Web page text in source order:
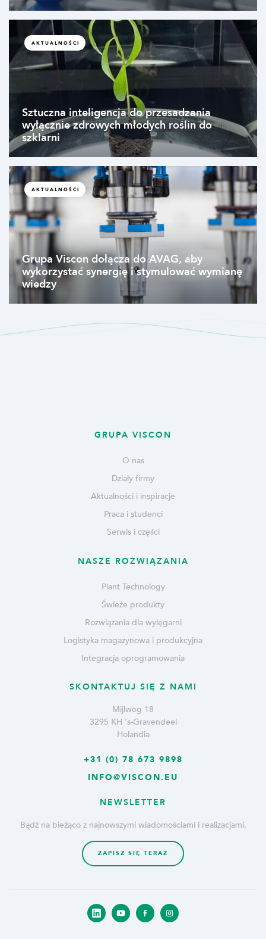
AKTUALNOŚCI
Sztuczna inteligencja do przesadzania
wyłącznie zdrowych młodych roślin do
szklarni
AKTUALNOŚCI
Grupa Viscon dołącza do AVAG, aby
wykorzystać synergię i stymulować wymianę
wiedzy
GRUPA VISCON
O nas
Działy firmy
Aktualności i inspiracje
Praca i studenci
Serwis i części
NASZE ROZWIĄZANIA
Plant Technology
Świeże produkty
Rozwiązania dla wylęgarni
Logistyka magazynowa i produkcyjna
Integracja oprogramowania
SKONTAKTUJ SIĘ Z NAMI
Mijlweg 18
3295 KH ‘s-Gravendeel
Holandia
+31 (0) 78 673 9898
INFO@VISCON.EU
NEWSLETTER
Bądź na bieżąco z najnowszymi wiadomościami i realizacjami.
ZAPISZ SIĘ TERAZ